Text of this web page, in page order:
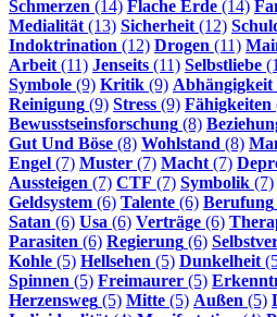
Schmerzen (14) Flache Erde (14)
Medialität(13) Sicherheit(12)
Indoktrination (12) Drogen (11)
Arbeit(11) Jenseits (11) Selbstliebe
Symbole (9) Kritik (9) Abhängigkeit
Reinigung (9) Stress (9) Fähigkeiten
Bewusstseinsforschung (8)
Gut Und Böse (8) Wohlstand (8)
Engel (7) Muster (7) Macht(7)
Aussteigen (7) CTF (7) Symbolik (7)
Geldsystem (6) Talente (6) Berufung
Satan (6) Usa (6) Verträge (6)
Parasiten (6) Regierung (6)
Kohle (5) Hellsehen (5) Dunkelheit
Spinnen (5) Freimaurer (5)
Herzensweg (5) Mitte (5) Außen (5)